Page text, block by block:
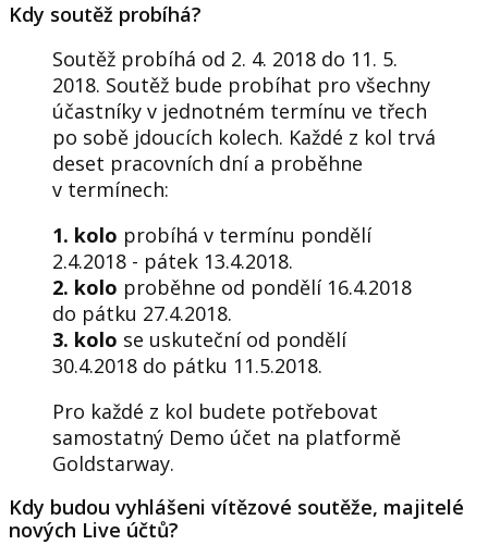
Kdy soutěž probíhá?
Soutěž probíhá od 2. 4. 2018 do 11. 5.
2018. Soutěž bude probíhat pro všechny
účastníky v jednotném termínu ve třech
po sobě jdoucích kolech. Každé z kol trvá
deset pracovních dní a proběhne
v termínech:
1. kolo probíhá v termínu pondělí
2.4.2018 - pátek 13.4.2018.
2. kolo proběhne od pondělí 16.4.2018
do pátku 27.4.2018.
3. kolo se uskuteční od pondělí
30.4.2018 do pátku 11.5.2018.
Pro každé z kol budete potřebovat
samostatný Demo účet na platformě
Goldstarway.
Kdy budou vyhlášeni vítězové soutěže, majitelé
nových Live účtů?